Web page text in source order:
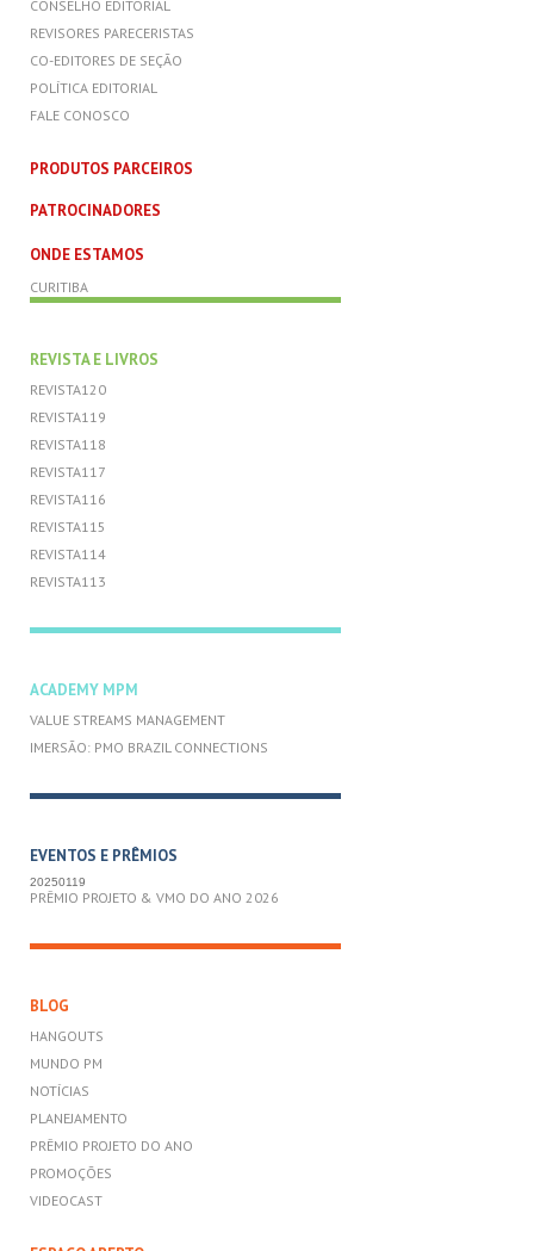
CONSELHO EDITORIAL
REVISORES PARECERISTAS
CO-EDITORES DE SEÇÃO
POLÍTICA EDITORIAL
FALE CONOSCO
PRODUTOS PARCEIROS
PATROCINADORES
ONDE ESTAMOS
CURITIBA
REVISTA E LIVROS
REVISTA120
REVISTA119
REVISTA118
REVISTA117
REVISTA116
REVISTA115
REVISTA114
REVISTA113
ACADEMY MPM
VALUE STREAMS MANAGEMENT
IMERSÃO: PMO BRAZIL CONNECTIONS
EVENTOS E PRÊMIOS
20250119
PRÊMIO PROJETO & VMO DO ANO 2026
BLOG
HANGOUTS
MUNDO PM
NOTÍCIAS
PLANEJAMENTO
PRÊMIO PROJETO DO ANO
PROMOÇÕES
VIDEOCAST